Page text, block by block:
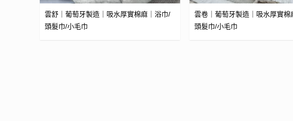
雲舒｜葡萄牙製造｜吸水厚實棉麻｜浴巾/
頭髮巾/小毛巾
雲卷｜葡萄牙製造｜吸水厚實棉
頭髮巾/小毛巾